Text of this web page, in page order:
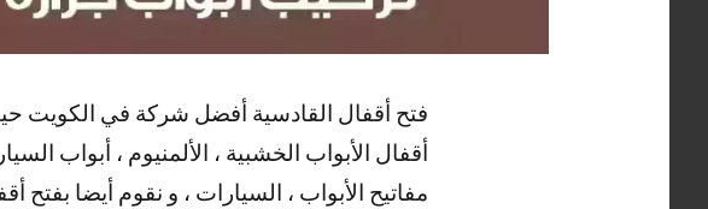
فتح أقفال القادسية أفضل شركة في الكويت
أقفال الأبواب الخشبية ، الألمنيوم ، أبواب
مفاتيح الأبواب ، السيارات ، و نقوم أيضا بفتح